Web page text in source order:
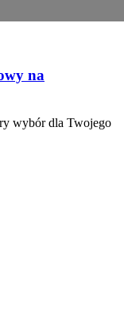
na
wybór dla Twojego